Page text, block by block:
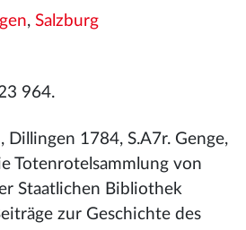
, Salzburg
964.
Dillingen 1784, S.A7r. Genge,
Totenrotelsammlung von
Staatlichen Bibliothek
zur Geschichte des